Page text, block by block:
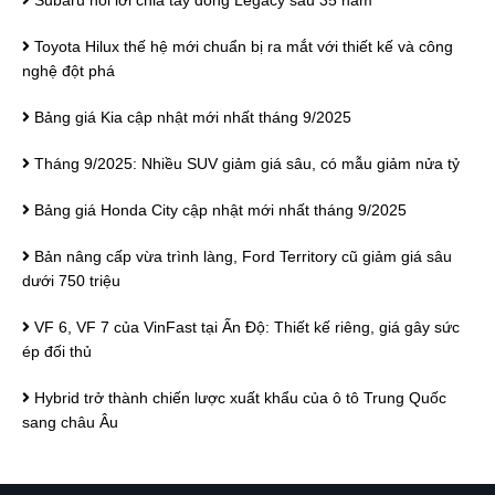
Toyota Hilux thế hệ mới chuẩn bị ra mắt với thiết kế và công
nghệ đột phá
Bảng giá Kia cập nhật mới nhất tháng 9/2025
Tháng 9/2025: Nhiều SUV giảm giá sâu, có mẫu giảm nửa tỷ
Bảng giá Honda City cập nhật mới nhất tháng 9/2025
Bản nâng cấp vừa trình làng, Ford Territory cũ giảm giá sâu
dưới 750 triệu
VF 6, VF 7 của VinFast tại Ấn Độ: Thiết kế riêng, giá gây sức
ép đối thủ
Hybrid trở thành chiến lược xuất khẩu của ô tô Trung Quốc
sang châu Âu